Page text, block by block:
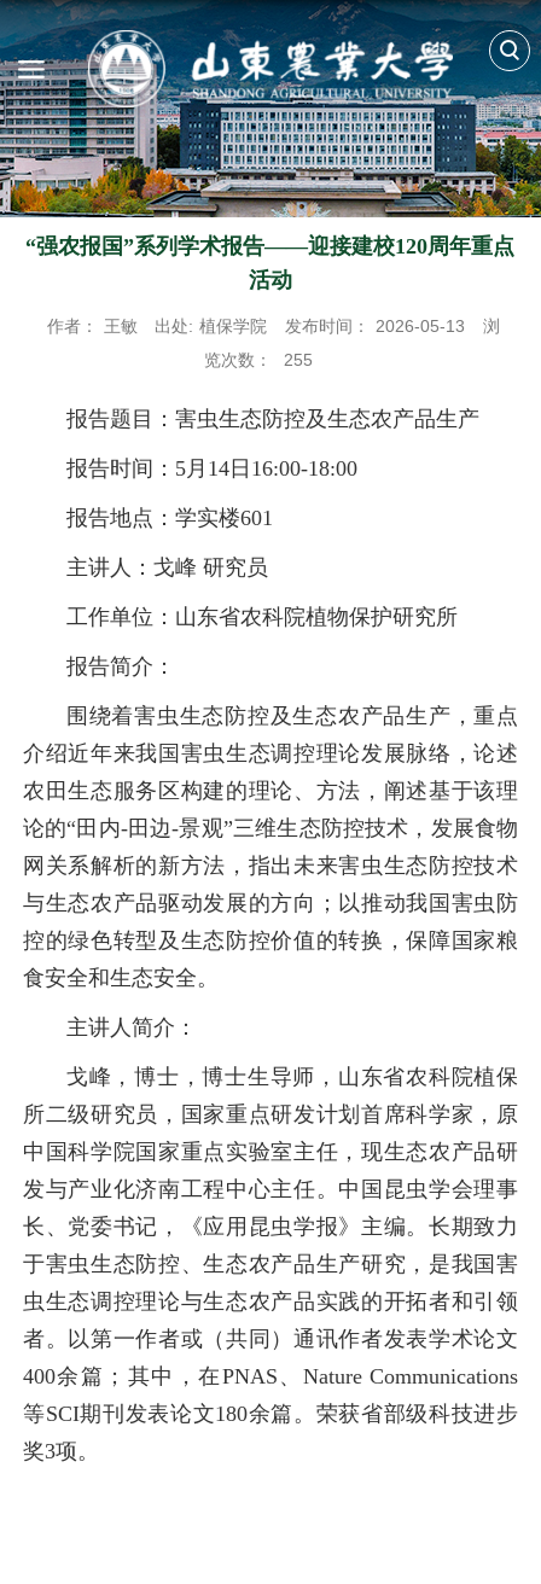
“强农报国”系列学术报告——迎接建校120周年重点
活动
作者： 王敏 出处: 植保学院 发布时间： 2026-05-13
浏
览次数：
255
报告题目：害虫生态防控及生态农产品生产
报告时间：5月14日16:00-18:00
报告地点：学实楼601
主讲人：戈峰 研究员
工作单位：山东省农科院植物保护研究所
报告简介：
围绕着害虫生态防控及生态农产品生产，重点
介绍近年来我国害虫生态调控理论发展脉络，论述
农田生态服务区构建的理论、方法，阐述基于该理
论的“田内-田边-景观”三维生态防控技术，发展食物
网关系解析的新方法，指出未来害虫生态防控技术
与生态农产品驱动发展的方向；以推动我国害虫防
控的绿色转型及生态防控价值的转换，保障国家粮
食安全和生态安全。
主讲人简介：
戈峰，博士，博士生导师，山东省农科院植保
所二级研究员，国家重点研发计划首席科学家，原
中国科学院国家重点实验室主任，现生态农产品研
发与产业化济南工程中心主任。中国昆虫学会理事
长、党委书记，《应用昆虫学报》主编。长期致力
于害虫生态防控、生态农产品生产研究，是我国害
虫生态调控理论与生态农产品实践的开拓者和引领
者。以第一作者或（共同）通讯作者发表学术论文
400余篇；其中，在PNAS、Nature Communications
等SCI期刊发表论文180余篇。荣获省部级科技进步
奖3项。